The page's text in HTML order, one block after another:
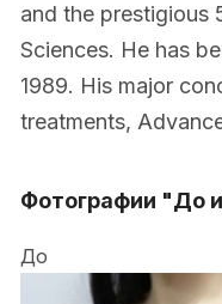
and the prestigious
Sciences. He has
1989. His major
treatments,
Фотографии "До
До